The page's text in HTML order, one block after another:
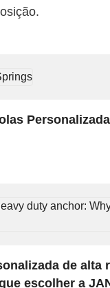
de alta
escolher a